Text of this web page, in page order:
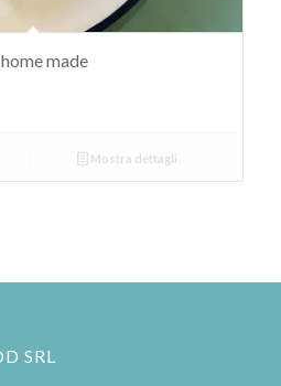
made
Mostra dettagli
SRL